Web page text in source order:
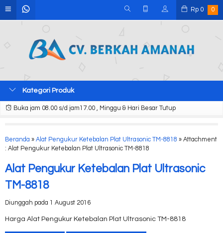
Rp 0 0
Kategori Produk
Buka jam 08.00 s/d jam17.00 , Minggu & Hari Besar Tutup
Beranda » Alat Pengukur Ketebalan Plat Ultrasonic TM-8818 » Attachment
: Alat Pengukur Ketebalan Plat Ultrasonic TM-8818
Alat Pengukur Ketebalan Plat Ultrasonic
TM-8818
Diunggah pada 1 August 2016
Harga Alat Pengukur Ketebalan Plat Ultrasonic TM-8818